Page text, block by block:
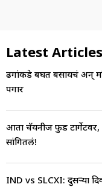
Latest Articles
ढगांकडे बघत बसायचं अन्
पगार
आता चॅयनीज फुड
सांगितलं!
IND vs SLCXI: दुसऱ्या